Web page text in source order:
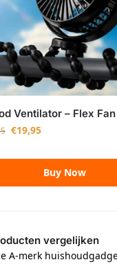
Ventilator – Flex Fan
€19,95
Buy Now
vergelijken
A-merk